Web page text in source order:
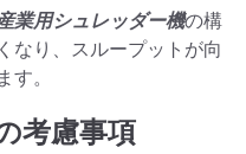
業用シュレッダー機の構
なり、スループットが向
。
考慮事項